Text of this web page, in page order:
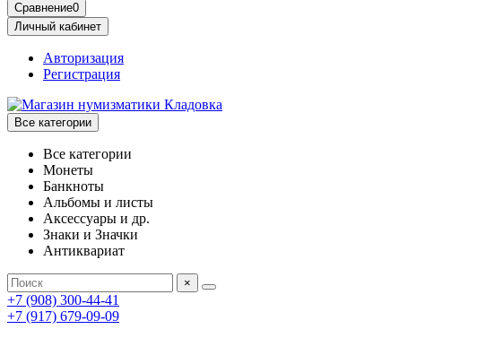
Сравнение0
Личный кабинет
Авторизация
Регистрация
Все категории
Все категории
Монеты
Банкноты
Альбомы и листы
Аксессуары и др.
Знаки и Значки
Антиквариат
×
+7 (908) 300-44-41
+7 (917) 679-09-09